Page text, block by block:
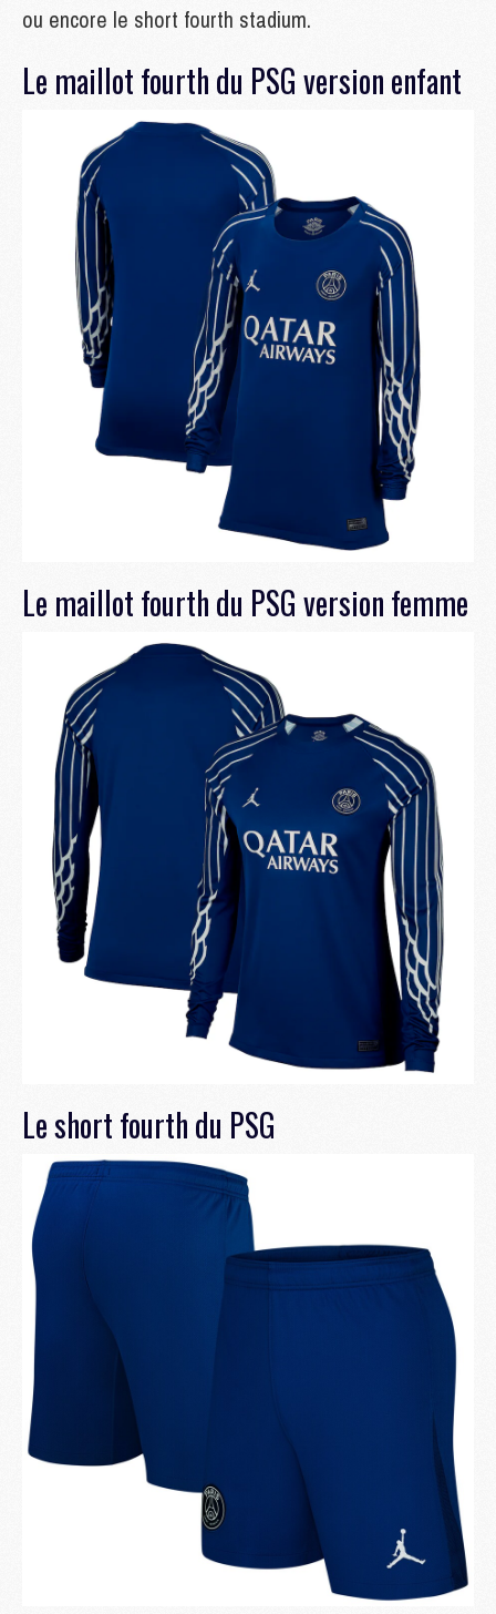
ou encore le short fourth stadium.
Le maillot fourth du PSG version enfant
Le maillot fourth du PSG version femme
Le short fourth du PSG